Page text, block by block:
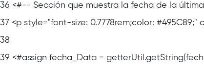
36 <#-- Sección que muestra la fecha de la
37 <p style="font-size: 0.7778rem;color:
38
39 <#assign fecha_Data =